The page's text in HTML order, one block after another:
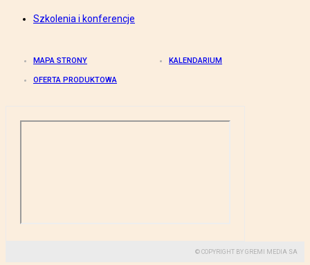
Szkolenia i konferencje
MAPA STRONY KALENDARIUM
OFERTA PRODUKTOWA
© COPYRIGHT BY GREMI MEDIA SA